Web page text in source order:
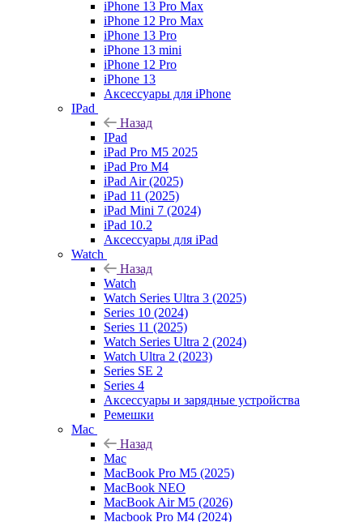
iPhone 13 Pro Max
iPhone 12 Pro Max
iPhone 13 Pro
iPhone 13 mini
iPhone 12 Pro
iPhone 13
Аксессуары для iPhone
IPad
Назад
IPad
iPad Pro M5 2025
iPad Pro M4
iPad Air (2025)
iPad 11 (2025)
iPad Mini 7 (2024)
iPad 10.2
Аксессуары для iPad
Watch
Назад
Watch
Watch Series Ultra 3 (2025)
Series 10 (2024)
Series 11 (2025)
Watch Series Ultra 2 (2024)
Watch Ultra 2 (2023)
Series SE 2
Series 4
Аксессуары и зарядные устройства
Ремешки
Mac
Назад
Mac
MacBook Pro M5 (2025)
MacBook NEO
MacBook Air M5 (2026)
Macbook Pro M4 (2024)